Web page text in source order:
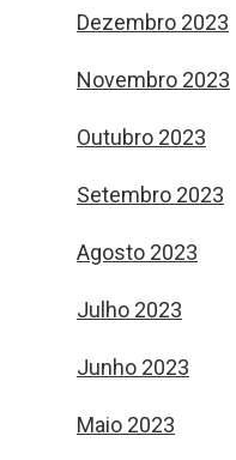
Dezembro 2023
Novembro 2023
Outubro 2023
Setembro 2023
Agosto 2023
Julho 2023
Junho 2023
Maio 2023